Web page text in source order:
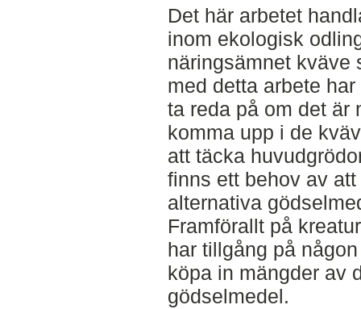
Det här arbetet
inom ekologisk
näringsämnet kväve
med detta arbete
ta reda på om det är
komma upp i de
att täcka
finns ett behov av att
alternativa
Framförallt på
har tillgång på
köpa in mängder av
gödselmedel.